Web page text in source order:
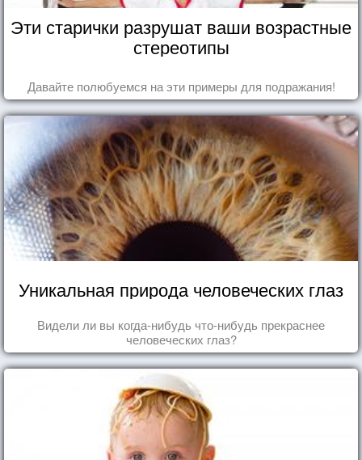
Эти старички разрушат ваши возрастные
стереотипы
Давайте полюбуемся на эти примеры для подражания!
Уникальная природа человеческих глаз
Видели ли вы когда-нибудь что-нибудь прекраснее
человеческих глаз?